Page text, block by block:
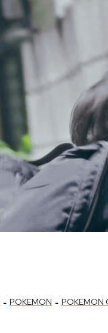
- POKEMON - POKEMON